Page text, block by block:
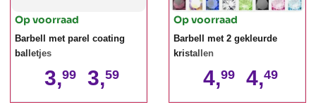
Op voorraad
Barbell met parel coating
balletjes
3,99 3,59
Op voorraad
Barbell met 2 gekleurde
kristallen
4,99 4,49